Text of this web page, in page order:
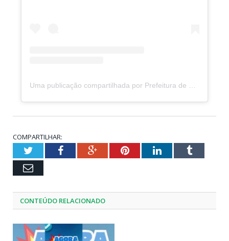
COMPARTILHAR:
TwitterFacebookGoogle+PinterestLinkedInTumblr
Email
CONTEÚDO RELACIONADO